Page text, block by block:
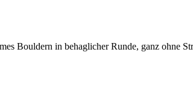
Bouldern in behaglicher Runde, ganz ohne